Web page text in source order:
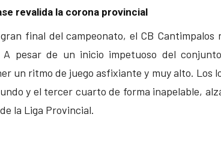
revalida la corona provincial
final del campeonato, el CB
A pesar de un inicio impetuoso del
un ritmo de juego asfixiante y muy alto.
y el tercer cuarto de forma inapelable,
la Liga Provincial.